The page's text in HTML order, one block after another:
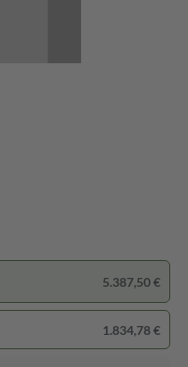
5.387,50 €
1.834,78 €